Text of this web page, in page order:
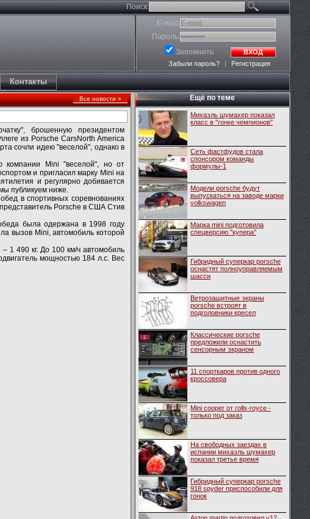
Поиск:
E-mail:
Пароль:
Запомнить
ВХОД
Забыли пароль?
| Регистрация
Контакты
Все новости »
брошенную президентом
из Porsche CarsNorth America
сочли идею "веселой", однако в
компании Mini "веселой", но от
и пригласил марку Mini на
и регулярно добивается
публикуем ниже.
в спортивных соревнованиях
Porsche в США Стив
была одержана в 1998 году
вызов Mini, автомобиль которой
1 490 кг. До 100 км/ч автомобиль
мощностью 184 л.с. Вес
Ещё по теме
Михаэль шумахер показал
класс в "гонке чемпионов"
Сеть фастфудов стала
спонсором команды
формулы-1
Модели porsche будут
выпускаться на заводе марки
volkswagen
Марка mini подготовила
спецверсию ''купера''
Гибридный суперкар porsche
оснастят полноуправляемым
шасси
Ветрозащитные экраны
porsche встроят в
подголовники кресел
Классические porsche
предложили оснастить
сенсорным экраном
11 спорткаров против одного
кроссовера
Mini cooper от rolls-royce -
только под заказ
На свободных заездах в
испании михаэль шумахер
показал третье время
Гибридный суперкар porsche
918 spyder приспособили для
гонок